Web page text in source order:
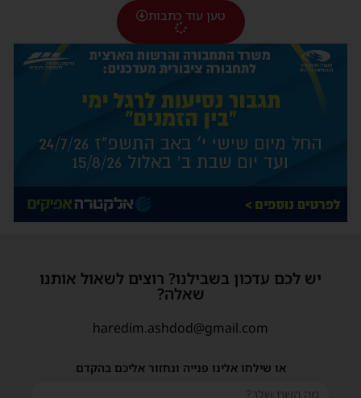
טען עוד כתבות
יש לכם עדכון בשבילנו? רוצים לשאול אותנו
שאלה?
haredim.ashdod@gmail.com
או שילחו אלינו פנייה ונחזור אליכם בהקדם